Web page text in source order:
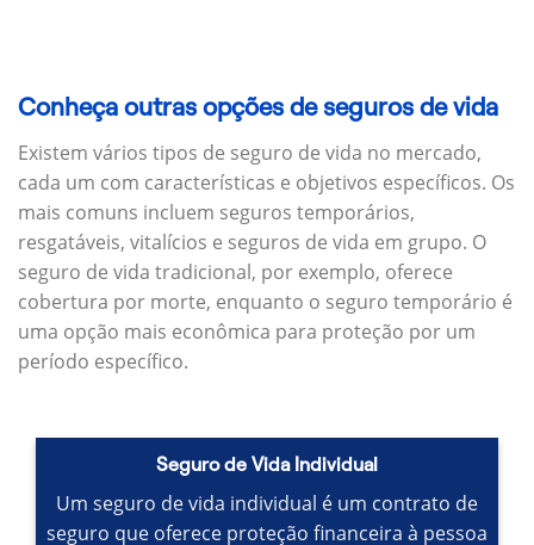
Conheça outras opções de seguros de vida
Existem vários tipos de seguro de vida no mercado,
cada um com características e objetivos específicos. Os
mais comuns incluem seguros temporários,
resgatáveis, vitalícios e seguros de vida em grupo. O
seguro de vida tradicional, por exemplo, oferece
cobertura por morte, enquanto o seguro temporário é
uma opção mais econômica para proteção por um
período específico.
Seguro de Vida Individual
Um seguro de vida individual é um contrato de
seguro que oferece proteção financeira à pessoa